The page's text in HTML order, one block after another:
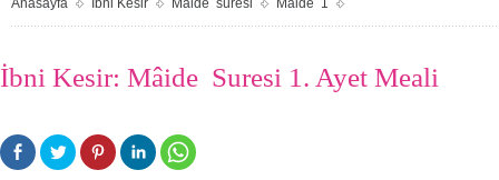
Anasayfa İbni Kesir Mâide suresi Mâide 1
İbni Kesir: Mâide Suresi 1. Ayet Meali